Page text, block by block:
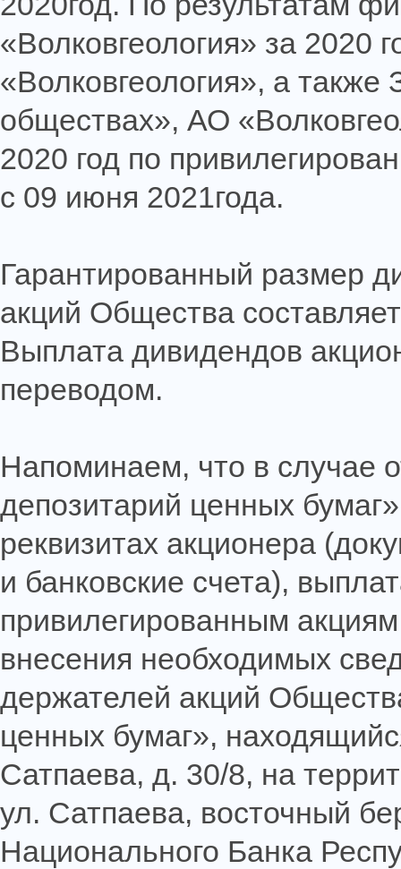
«Волковгеология» за 2020
«Волковгеология», а
обществах», АО
2020 год по
с 09 июня 2021года.
Гарантированный размер
акций Общества
Выплата дивидендов
переводом.
Напоминаем, что в случае
депозитарий ценных
реквизитах акционера
и банковские счета),
привилегированным
внесения необходимых
держателей акций
ценных бумаг»,
Сатпаева, д. 30/8, на
ул. Сатпаева, восточный
Национального Банка